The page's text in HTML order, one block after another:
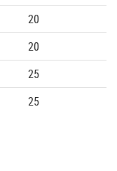
20
20
25
25